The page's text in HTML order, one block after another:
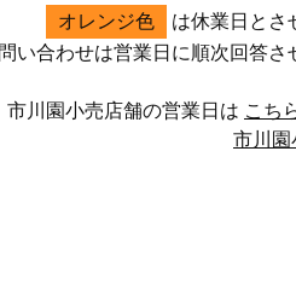
オレンジ色
は休業日とさ
い合わせは営業日に順次回答さ
市川園小売店舗の営業日は こち
市川園